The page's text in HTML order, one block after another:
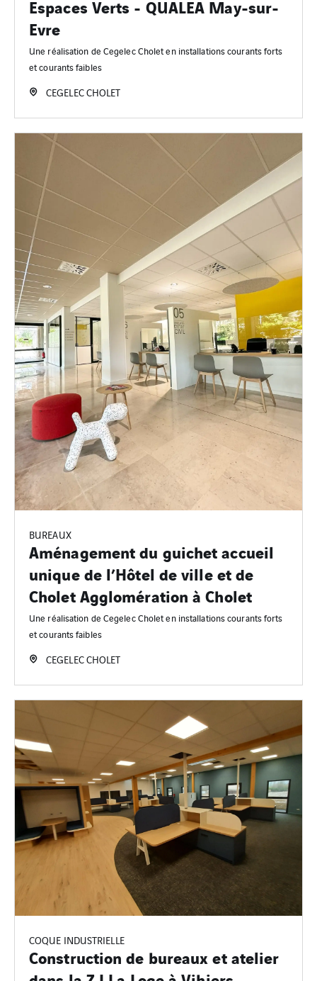
Espaces Verts - QUALEA May-sur-
Evre
Une réalisation de Cegelec Cholet en installations courants forts
et courants faibles
CEGELEC CHOLET
BUREAUX
Aménagement du guichet accueil
unique de l’Hôtel de ville et de
Cholet Agglomération à Cholet
Une réalisation de Cegelec Cholet en installations courants forts
et courants faibles
CEGELEC CHOLET
COQUE INDUSTRIELLE
Construction de bureaux et atelier